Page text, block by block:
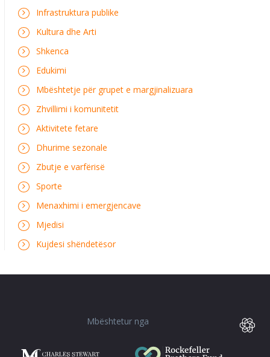
Infrastruktura publike
Kultura dhe Arti
Shkenca
Edukimi
Mbështetje për grupet e margjinalizuara
Zhvillimi i komunitetit
Aktivitete fetare
Dhurime sezonale
Zbutje e varfërisë
Sporte
Menaxhimi i emergjencave
Mjedisi
Kujdesi shëndetësor
Mbështetur nga